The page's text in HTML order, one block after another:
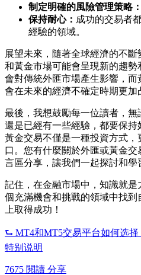
制定明確的風險管理策略：
保持耐心： 成功的交易者
經驗的領域。
展望未來，隨著全球經濟的不
和黃金市場可能會呈現新的趨
會對傳統外匯市場產生影響，
會在未來的經濟不確定時期更加
最後，我想鼓勵每一位讀者，無
還是已經有一些經驗，都要保
黃金交易不僅是一種投資方式
口。您有什麼關於外匯或黃金
言區分享，讓我們一起探討和學
記住，在金融市場中，知識就
個充滿機會和挑戰的領域中找
上取得成功！
⮑ MT4和MT5交易平台如何选
特别说明
7675 閱讀 分享